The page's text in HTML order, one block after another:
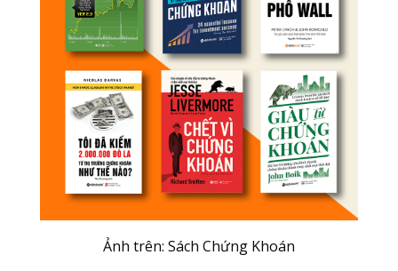
Ảnh trên: Sách Chứng Khoán